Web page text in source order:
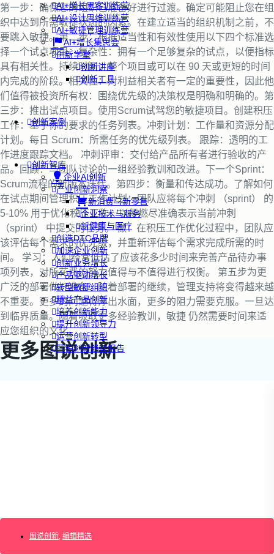
AI+增长黑客训练营
AI+设计思维训练营
AI+敏捷管理训练营
AI+增长集思会
创新学堂
创新讲座
创新工具
创新案例
创新智库
企业AI创新
产业创新洞察
新消费与新零售
企业技术与服务
新健康与医疗
创造DTC品牌
加速企业创新
创新业务增长
产品驱动增长
转型敏捷组织
精益产品创新
培养创新能力
提升创新领导力
运营创新转型
营销创新趋势报告
第一步：确保您的组织已准备好进行过渡。确定可能阻止您在组
织中达到所需敏捷状态的因素。在建立适当的组织机制之前，不
要跳入敏捷。第二步：根据适当性和有效性使用以下四个标准选
择一个试点项目：复杂性：拥有一个足够复杂的试点，以便指标
具有相关性。持续时间：整个项目或可以在 90 天或更短的时间
内完成的阶段。相关性：对利益相关者有一定的重要性，因此他
们值得被投资所有权：围绕优先级的决策权是明确和明确的。第
三步：推出试点项目。使用Scrum试驾您的敏捷项目。创建积压
工作：基于你的要求的任务列表。冲刺计划：工作量和资源分配
计划。每日 Scrum：所需任务的优先级列表。 跟踪：透明的工
作进度跟踪文档。 冲刺评审：交付给产品所有者进行验收的产
品。回顾：与团队讨论的一组经验教训和改进。下一个Sprint：
Scrum流程的新版本迭代。第四步：衡量和传达成功。了解如何
在试点期间管理积压工作计划：团队应将每个冲刺 （sprint） 的
5-10% 用于优化积压工作，以便燃尽准确表示当前冲刺
（sprint） 中提交的任务。 做：在积压工作优化过程中，团队应
该评估每个需求的优先级，并重新评估每个需求完成所需的时
间。 学习：人们经常低估了应该花多少时间来完善产品待办事
项列表，对所花费的努力值得与不值得进行权衡。 第五步为更
广泛的部署做好准备：随着部署的继续，管理支持将变得越来越
不重要。更多的问题将浮出水面，更多的阻力需要克服。一旦达
到临界质量。随着吸取更多经验教训，敏捷 仍然需要时间来适
应您组织的文化。
更多图说创新
图说创新, 编辑精选